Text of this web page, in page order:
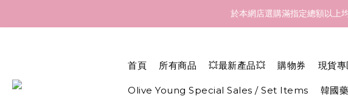
訂貨到貨資訊：於 05 - 18/Aug 期間訂貨
於本網店選購滿指定總額以上
首頁 所有商品 💥最新產品💥 購物券 現貨專
Olive Young Special Sales / Set Items 韓國